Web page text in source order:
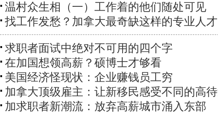
温村众生相（一）工作着的他们随处可见
找工作发愁？加拿大最奇缺这样的专业人才
求职者面试中绝对不可用的四个字
在加国想领高薪？硕博士才够看
美国经济怪现状：企业赚钱员工穷
加拿大顶级雇主：让新移民感受不同的高
加求职者新潮流：放弃高薪城市涌入东部